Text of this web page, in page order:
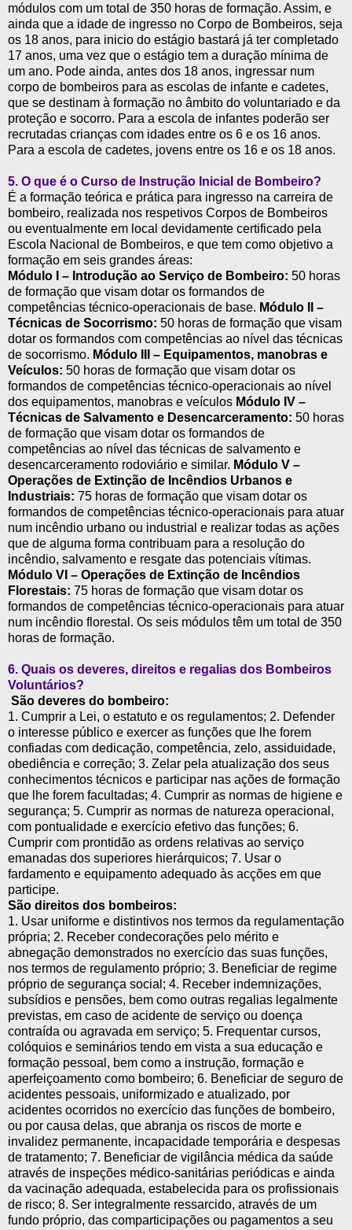
módulos com um total de 350 horas de formação. Assim, e
ainda que a idade de ingresso no Corpo de Bombeiros, seja
os 18 anos, para inicio do estágio bastará já ter completado
17 anos, uma vez que o estágio tem a duração mínima de
um ano. Pode ainda, antes dos 18 anos, ingressar num
corpo de bombeiros para as escolas de infante e cadetes,
que se destinam à formação no âmbito do voluntariado e da
proteção e socorro. Para a escola de infantes poderão ser
recrutadas crianças com idades entre os 6 e os 16 anos.
Para a escola de cadetes, jovens entre os 16 e os 18 anos.
5. O que é o Curso de Instrução Inicial de Bombeiro?
É a formação teórica e prática para ingresso na carreira de
bombeiro, realizada nos respetivos Corpos de Bombeiros
ou eventualmente em local devidamente certificado pela
Escola Nacional de Bombeiros, e que tem como objetivo a
formação em seis grandes áreas:
Módulo I – Introdução ao Serviço de Bombeiro: 50 horas
de formação que visam dotar os formandos de
competências técnico-operacionais de base. Módulo II –
Técnicas de Socorrismo: 50 horas de formação que visam
dotar os formandos com competências ao nível das técnicas
de socorrismo. Módulo III – Equipamentos, manobras e
Veículos: 50 horas de formação que visam dotar os
formandos de competências técnico-operacionais ao nível
dos equipamentos, manobras e veículos Módulo IV –
Técnicas de Salvamento e Desencarceramento: 50 horas
de formação que visam dotar os formandos de
competências ao nível das técnicas de salvamento e
desencarceramento rodoviário e similar. Módulo V –
Operações de Extinção de Incêndios Urbanos e
Industriais: 75 horas de formação que visam dotar os
formandos de competências técnico-operacionais para atuar
num incêndio urbano ou industrial e realizar todas as ações
que de alguma forma contribuam para a resolução do
incêndio, salvamento e resgate das potenciais vítimas.
Módulo VI – Operações de Extinção de Incêndios
Florestais: 75 horas de formação que visam dotar os
formandos de competências técnico-operacionais para atuar
num incêndio florestal. Os seis módulos têm um total de 350
horas de formação.
6. Quais os deveres, direitos e regalias dos Bombeiros
Voluntários?
São deveres do bombeiro:
1. Cumprir a Lei, o estatuto e os regulamentos; 2. Defender
o interesse público e exercer as funções que lhe forem
confiadas com dedicação, competência, zelo, assiduidade,
obediência e correção; 3. Zelar pela atualização dos seus
conhecimentos técnicos e participar nas ações de formação
que lhe forem facultadas; 4. Cumprir as normas de higiene e
segurança; 5. Cumprir as normas de natureza operacional,
com pontualidade e exercício efetivo das funções; 6.
Cumprir com prontidão as ordens relativas ao serviço
emanadas dos superiores hierárquicos; 7. Usar o
fardamento e equipamento adequado às acções em que
participe.
São direitos dos bombeiros:
1. Usar uniforme e distintivos nos termos da regulamentação
própria; 2. Receber condecorações pelo mérito e
abnegação demonstrados no exercício das suas funções,
nos termos de regulamento próprio; 3. Beneficiar de regime
próprio de segurança social; 4. Receber indemnizações,
subsídios e pensões, bem como outras regalias legalmente
previstas, em caso de acidente de serviço ou doença
contraída ou agravada em serviço; 5. Frequentar cursos,
colóquios e seminários tendo em vista a sua educação e
formação pessoal, bem como a instrução, formação e
aperfeiçoamento como bombeiro; 6. Beneficiar de seguro de
acidentes pessoais, uniformizado e atualizado, por
acidentes ocorridos no exercício das funções de bombeiro,
ou por causa delas, que abranja os riscos de morte e
invalidez permanente, incapacidade temporária e despesas
de tratamento; 7. Beneficiar de vigilância médica da saúde
através de inspeções médico-sanitárias periódicas e ainda
da vacinação adequada, estabelecida para os profissionais
de risco; 8. Ser integralmente ressarcido, através de um
fundo próprio, das comparticipações ou pagamentos a seu